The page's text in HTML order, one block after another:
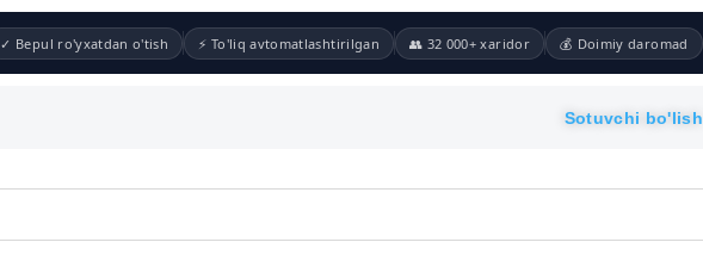
✓ Bepul ro'yxatdan o'tish ⚡ To'liq avtomatlashtirilgan 👥 32 000+ xaridor 💰 Doimiy daromad
Sotuvchi bo'lish